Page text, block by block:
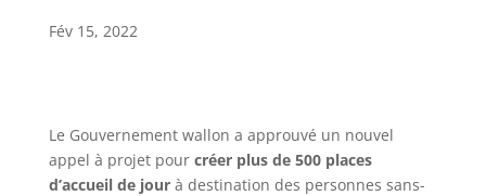
Fév 15, 2022
Le Gouvernement wallon a approuvé un nouvel
appel à projet pour créer plus de 500 places
d’accueil de jourà destination des personnes sans-